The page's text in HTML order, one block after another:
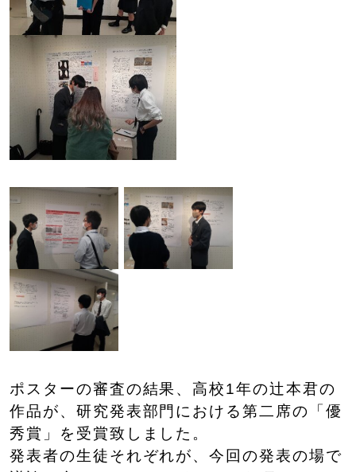
ポスターの審査の結果、高校1年の辻本君の
作品が、研究発表部門における第二席の「優
秀賞」を受賞致しました。
発表者の生徒それぞれが、今回の発表の場で